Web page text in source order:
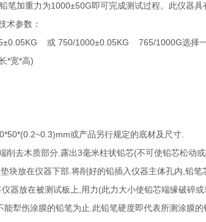
笔加重力为1000±50G即可完成测试过程。此仪器具
术参数：
或 750/1000±0.05KG 765/1000G选择
*宽*高)
或产品另行规定的底材及尺寸.
削去木质部分.露出3毫米柱状铅芯(不可使铅芯松动或
块放在仪器下部.将削好的铅插入仪器主体孔内,铅
器放在被测试板上,用力(此力大小使铅芯端缘破碎
犁伤涂膜的铅笔为止.此铅笔硬度即代表所测涂膜